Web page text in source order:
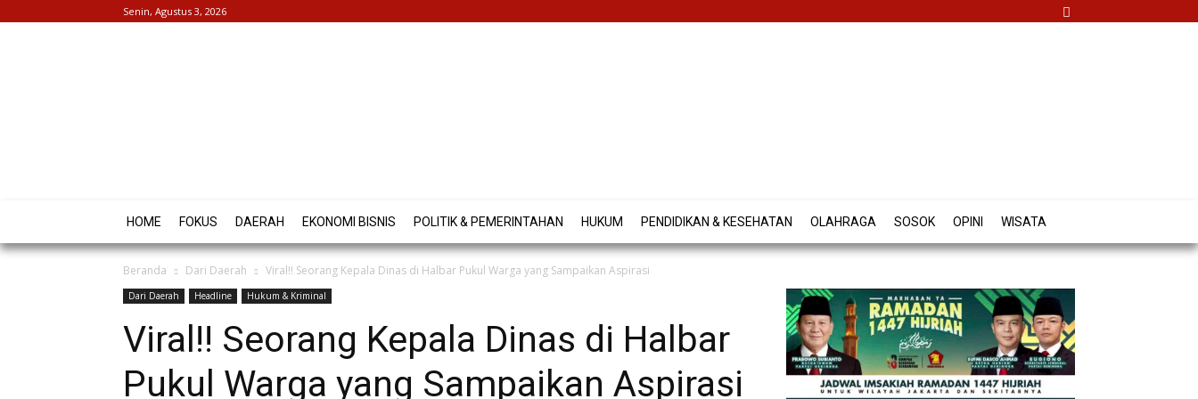
Senin, Agustus 3, 2026
HOME FOKUS DAERAH EKONOMI BISNIS POLITIK & PEMERINTAHAN HUKUM PENDIDIKAN & KESEHATAN OLAHRAGA SOSOK OPINI WISATA
Beranda Dari Daerah Viral!! Seorang Kepala Dinas di Halbar Pukul Warga yang Sampaikan Aspirasi
Dari Daerah Headline Hukum & Kriminal
Viral!! Seorang Kepala Dinas di Halbar
Pukul Warga yang Sampaikan Aspirasi